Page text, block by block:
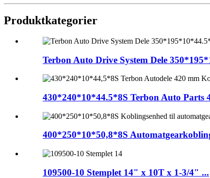
Produktkategorier
Terbon Auto Drive System Dele
430*240*10*44.5*8S Terbon Auto Parts
400*250*10*50,8*8S
109500-10 Stemplet 14" x 10T x 1-3/4" ...